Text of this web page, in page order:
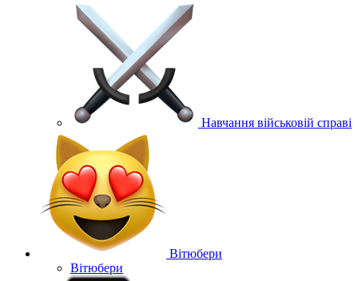
Навчання військовій справі
Вітюбери
Вітюбери